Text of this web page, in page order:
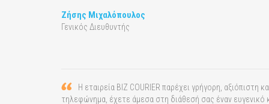
Ζήσης Μιχαλόπουλος
Γενικός Διευθυντής
Η εταιρεία ΒΙΖ COURIER παρέχει γρήγορη,
τηλεφώνημα, έχετε άμεσα στη διάθεσή σας έναν